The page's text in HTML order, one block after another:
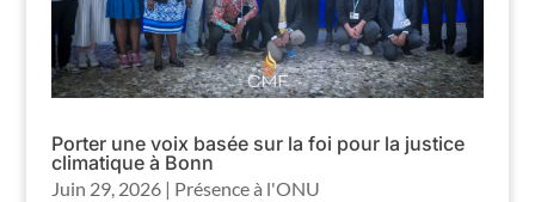
Porter une voix basée sur la foi pour la justice
climatique à Bonn
Juin 29, 2026| Présence à l'ONU